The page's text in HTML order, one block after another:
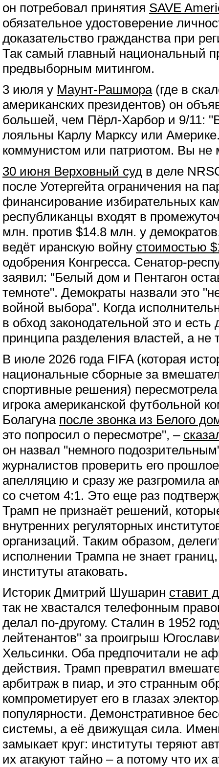
он потребовал принятия SAVE
обязательное удостоверение
доказательство гражданства при
Так самый главный национальный
предвыборным митингом.
3 июля у Маунт-Рашмора(где в
американских президентов) он
большей, чем Пёрл-Харбор и 9/11:
лояльны Карлу Марксу или
коммунистом или патриотом. Вы
30 июня Верховный суд в деле
после Уотергейта ограничения на
финансирование избирательных
республиканцы входят в
млн. против $14.8 млн. у
ведёт иранскую войну стоимостью
одобрения Конгресса. Сенатор-
заявил: "Белый дом и Пентагон
темноте". Демократы назвали это
войной выбора". Когда
в обход законодательной это и
принципа разделения властей, а не
В июле 2026 года FIFA (которая
национальные сборные за
спортивные решения)
игрока американской футбольной
Болагуна после звонка из Белого
это попросил о пересмотре", –
он назвал "немного
журналистов проверить его
апелляцию и сразу же разгромила
со счетом 4:1. Это еще раз
Трамп не признаёт решений,
внутренних регуляторных
организаций. Таким образом,
исполнении Трампа не знает
институты атаковать.
Историк Дмитрий Шушарин ставит
так не хвастался телефонным
делал по-другому. Сталин в 1952
лейтенантов" за проигрыш
Хельсинки. Оба предпочитали не
действия. Трамп превратил
арбитраж в пиар, и это странным
компрометирует его в глазах
популярности. Демонстративное
системы, а её движущая сила.
замыкает круг: институты теряют
их атакуют тайно – а потому что их